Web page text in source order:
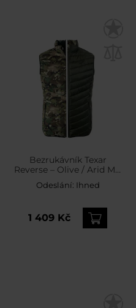
Bezrukávník Texar
Reverse – Olive / Arid MC
Camo
Odeslání: Ihned
1 409 Kč